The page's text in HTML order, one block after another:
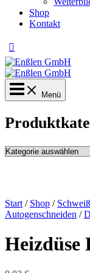
Shop
Kontakt
Menü
Start / Shop /
Autogenschneiden /
Heizdüse